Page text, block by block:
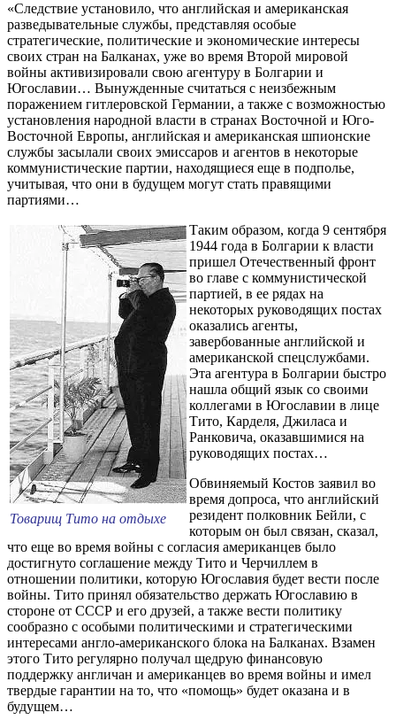
«Следствие установило, что английская и американская
разведывательные службы, представляя особые
стратегические, политические и экономические интересы
своих стран на Балканах, уже во время Второй мировой
войны активизировали свою агентуру в Болгарии и
Югославии… Вынужденные считаться с неизбежным
поражением гитлеровской Германии, а также с возможностью
установления народной власти в странах Восточной и Юго-
Восточной Европы, английская и американская шпионские
службы засылали своих эмиссаров и агентов в некоторые
коммунистические партии, находящиеся еще в подполье,
учитывая, что они в будущем могут стать правящими
партиями…
Товарищ Тито на отдыхе
Таким образом, когда 9 сентября
1944 года в Болгарии к власти
пришел Отечественный фронт
во главе с коммунистической
партией, в ее рядах на
некоторых руководящих постах
оказались агенты,
завербованные английской и
американской спецслужбами.
Эта агентура в Болгарии быстро
нашла общий язык со своими
коллегами в Югославии в лице
Тито, Карделя, Джиласа и
Ранковича, оказавшимися на
руководящих постах…
Обвиняемый Костов заявил во
время допроса, что английский
резидент полковник Бейли, с
которым он был связан, сказал,
что еще во время войны с согласия американцев было
достигнуто соглашение между Тито и Черчиллем в
отношении политики, которую Югославия будет вести после
войны. Тито принял обязательство держать Югославию в
стороне от СССР и его друзей, а также вести политику
сообразно с особыми политическими и стратегическими
интересами англо-американского блока на Балканах. Взамен
этого Тито регулярно получал щедрую финансовую
поддержку англичан и американцев во время войны и имел
твердые гарантии на то, что «помощь» будет оказана и в
будущем…